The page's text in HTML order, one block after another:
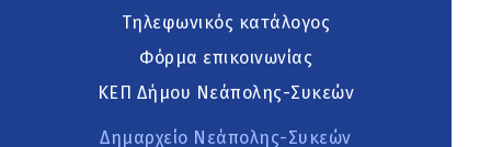
Τηλεφωνικός κατάλογος
Φόρμα επικοινωνίας
ΚΕΠ Δήμου Νεάπολης-Συκεών
Δημαρχείο Νεάπολης-Συκεών